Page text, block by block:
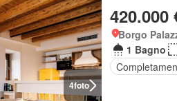
4foto
420.000
Borgo
1 Bagno